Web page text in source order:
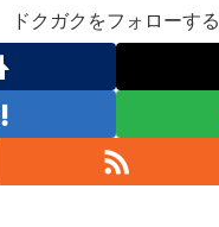
ドクガクをフォローする